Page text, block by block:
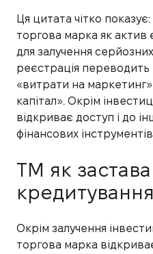
Ця цитата чітко показує:
торгова марка як
для залучення серйозних
реєстрація переводить
«витрати на маркетинг»
капітал». Окрім
відкриває доступ і до
фінансових
ТМ як
Окрім залучення
торгова марка